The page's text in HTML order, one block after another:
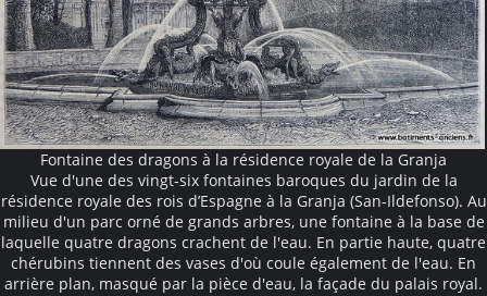
Fontaine des dragons à la résidence royale de la Granja
Vue d'une des vingt-six fontaines baroques du jardin de la
résidence royale des rois d’Espagne à la Granja (San-Ildefonso). Au
milieu d'un parc orné de grands arbres, une fontaine à la base de
laquelle quatre dragons crachent de l'eau. En partie haute, quatre
chérubins tiennent des vases d'où coule également de l'eau. En
arrière plan, masqué par la pièce d'eau, la façade du palais royal.